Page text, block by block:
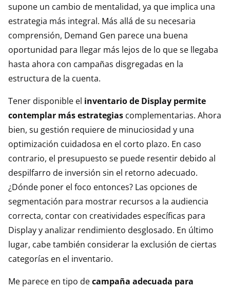
supone un cambio de mentalidad, ya que implica una
estrategia más integral. Más allá de su necesaria
comprensión, Demand Gen parece una buena
oportunidad para llegar más lejos de lo que se llegaba
hasta ahora con campañas disgregadas en la
estructura de la cuenta.
Tener disponible el inventario de Display permite
contemplar más estrategias complementarias. Ahora
bien, su gestión requiere de minuciosidad y una
optimización cuidadosa en el corto plazo. En caso
contrario, el presupuesto se puede resentir debido al
despilfarro de inversión sin el retorno adecuado.
¿Dónde poner el foco entonces? Las opciones de
segmentación para mostrar recursos a la audiencia
correcta, contar con creatividades específicas para
Display y analizar rendimiento desglosado. En último
lugar, cabe también considerar la exclusión de ciertas
categorías en el inventario.
Me parece en tipo decampaña adecuada para